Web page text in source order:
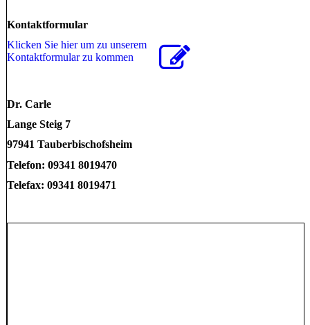
Kontaktformular
Klicken Sie hier um zu unserem
Kon­takt­for­mu­lar zu kommen
Dr. Carle
Lange Steig 7
97941 Tauberbischofsheim
Telefon: 09341 8019470
Telefax: 09341 8019471